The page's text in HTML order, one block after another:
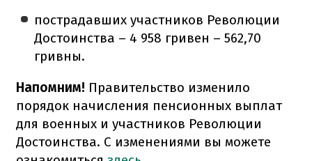
пострадавших участников Революции
Достоинства – 4 958 гривен – 562,70
гривны.
Напомним! Правительство изменило
порядок начисления пенсионных выплат
для военных и участников Революции
Достоинства. С изменениями вы можете